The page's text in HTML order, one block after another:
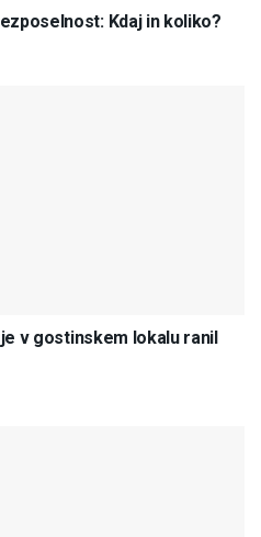
Kdaj in koliko?
v gostinskem lokalu ranil